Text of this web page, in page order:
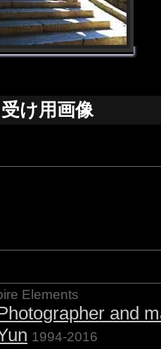
け用画像
Elements
and
1994-2016